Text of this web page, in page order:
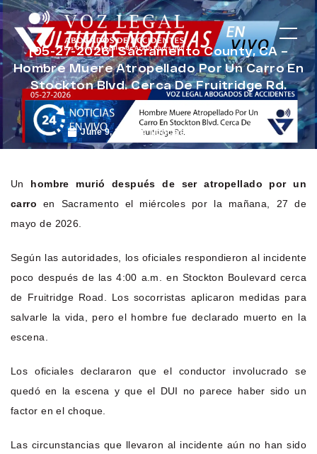
[05-27-2026] Sacramento County, CA –
Hombre Muere Atropellado Por Un Carro En
Stockton Blvd. Cerca De Fruitridge Rd.
June 9, 2026 Noticias de Accidentes
Un hombre murió después de ser atropellado por un
carro en Sacramento el miércoles por la mañana, 27 de
mayo de 2026.
Según las autoridades, los oficiales respondieron al incidente
poco después de las 4:00 a.m. en Stockton Boulevard cerca
de Fruitridge Road. Los socorristas aplicaron medidas para
salvarle la vida, pero el hombre fue declarado muerto en la
escena.
Los oficiales declararon que el conductor involucrado se
quedó en la escena y que el DUI no parece haber sido un
factor en el choque.
Las circunstancias que llevaron al incidente aún no han sido